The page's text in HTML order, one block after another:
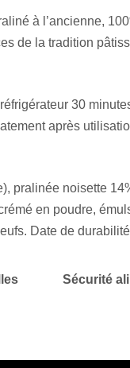
à l’ancienne,
de la tradition
30
après
pralinée noisette
en poudre,
Date de
Sécurité